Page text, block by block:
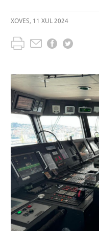
XOVES, 11 XUL2024